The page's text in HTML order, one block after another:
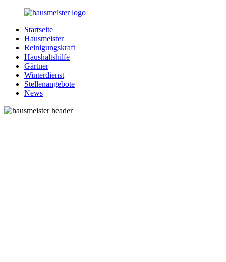
Zurück
Inhalt
Hausmeister.de
Alles
rund
Ihren
Haushalt
Startseite
Hausmeister
Reinigungskraft
Haushaltshilfe
Gärtner
Winterdienst
Stellenangebote
News